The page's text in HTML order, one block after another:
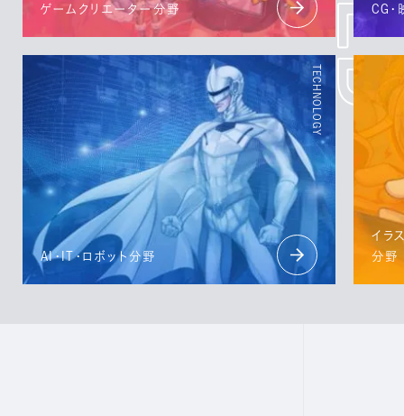
ゲームクリエーター分野 CG
AI・IT・ロボット分野
イラ
分野